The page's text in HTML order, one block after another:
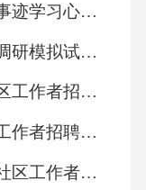
2021袁隆平先进个人主要事迹学习心得体会5篇
2027届陵县数学六上期末调研模拟试题含解析
2026年吕梁地区离石区社区工作者招聘考试模拟试题及答案解析
2026年陕西省咸阳市社区工作者招聘考试模拟试题及答案解析
2026年黑龙江省牡丹江市社区工作者招聘考试模拟试题及答案解析